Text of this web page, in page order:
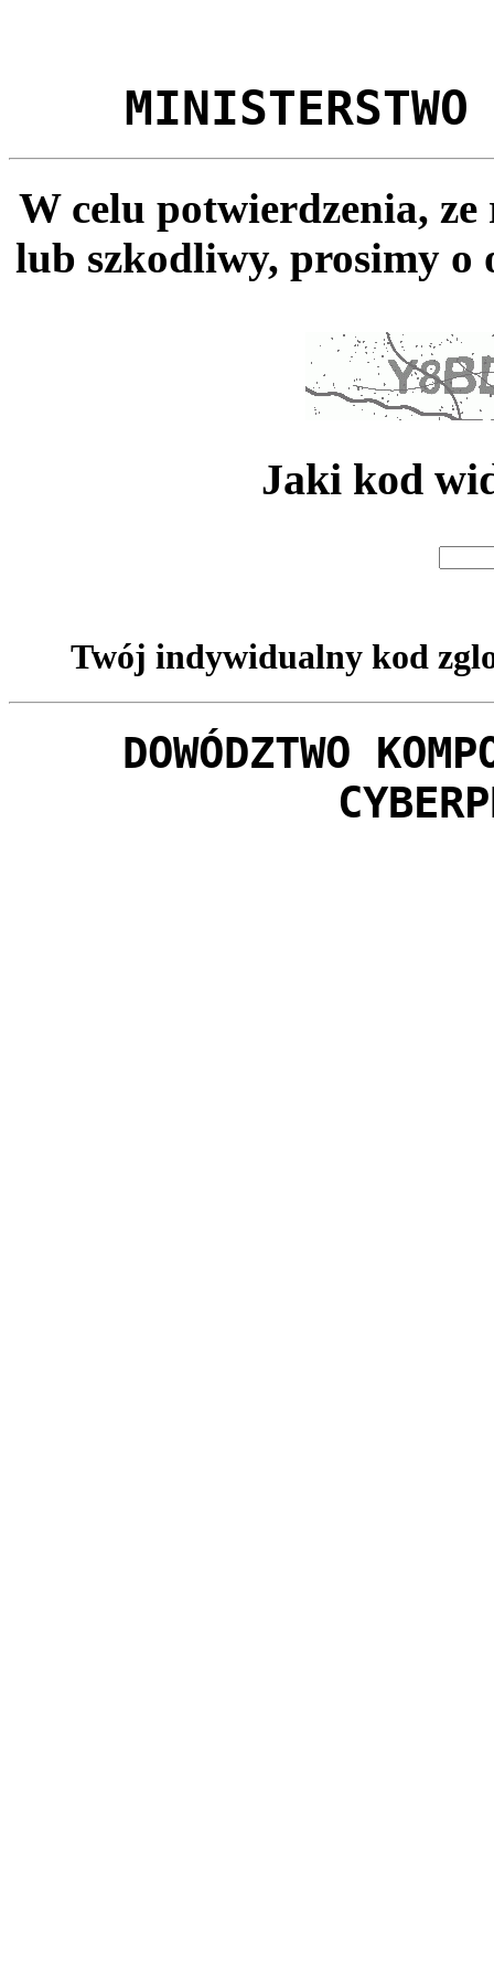
MINISTERSTWO
W celu potwierdzenia,
lub szkodliwy, prosimy o
Jaki kod
Twój indywidualny kod
DOWÓDZTWO